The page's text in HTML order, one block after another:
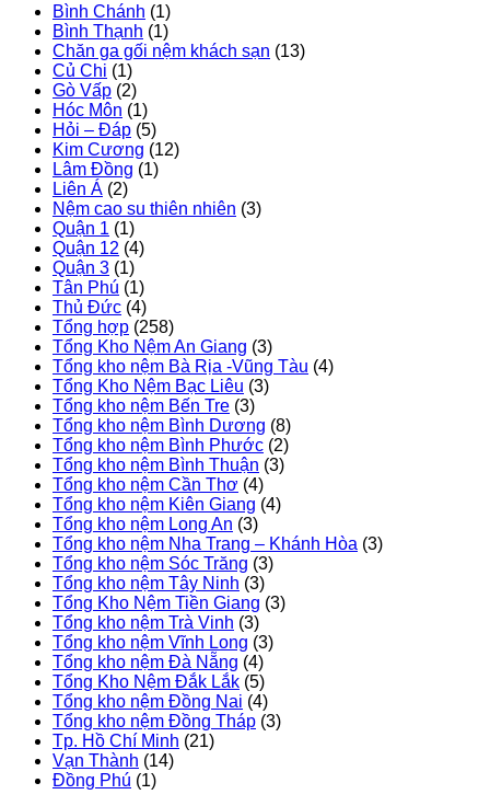
Bình Chánh (1)
Bình Thạnh (1)
Chăn ga gối nệm khách sạn (13)
Củ Chi (1)
Gò Vấp (2)
Hóc Môn (1)
Hỏi – Đáp (5)
Kim Cương (12)
Lâm Đồng (1)
Liên Á (2)
Nệm cao su thiên nhiên (3)
Quận 1 (1)
Quận 12 (4)
Quận 3 (1)
Tân Phú (1)
Thủ Đức (4)
Tổng hợp (258)
Tổng Kho Nệm An Giang (3)
Tổng kho nệm Bà Rịa -Vũng Tàu (4)
Tổng Kho Nệm Bạc Liêu (3)
Tổng kho nệm Bến Tre (3)
Tổng kho nệm Bình Dương (8)
Tổng kho nệm Bình Phước (2)
Tổng kho nệm Bình Thuận (3)
Tổng kho nệm Cần Thơ (4)
Tổng kho nệm Kiên Giang (4)
Tổng kho nệm Long An (3)
Tổng kho nệm Nha Trang – Khánh Hòa (3)
Tổng kho nệm Sóc Trăng (3)
Tổng kho nệm Tây Ninh (3)
Tổng Kho Nệm Tiền Giang (3)
Tổng kho nệm Trà Vinh (3)
Tổng kho nệm Vĩnh Long (3)
Tổng kho nệm Đà Nẵng (4)
Tổng Kho Nệm Đắk Lắk (5)
Tổng kho nệm Đồng Nai (4)
Tổng kho nệm Đồng Tháp (3)
Tp. Hồ Chí Minh (21)
Vạn Thành (14)
Đồng Phú (1)